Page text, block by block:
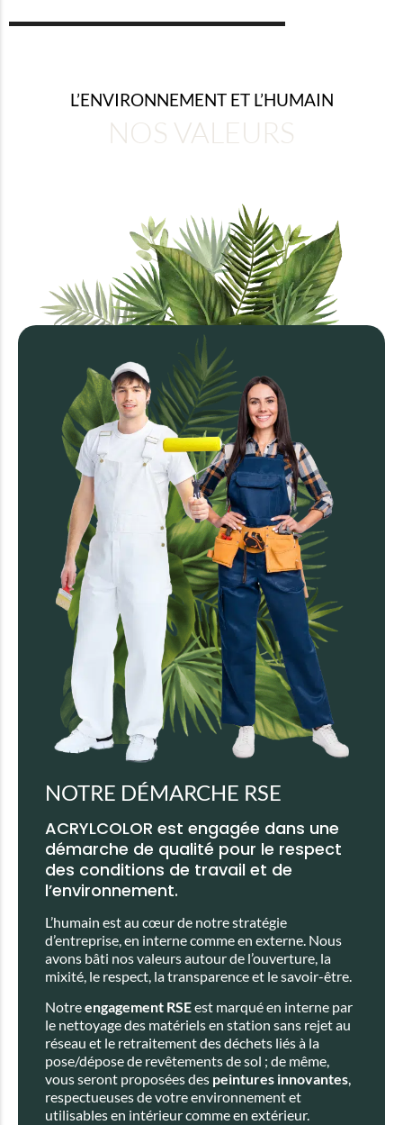
L’ENVIRONNEMENT ET L’HUMAIN
NOS VALEURS
NOTRE DÉMARCHE RSE
ACRYLCOLOR est engagée dans une
démarche de qualité pour le respect
des conditions de travail et de
l’environnement.
L’humain est au cœur de notre stratégie
d’entreprise, en interne comme en externe. Nous
avons bâti nos valeurs autour de l’ouverture, la
mixité, le respect, la transparence et le savoir-être.
Notreengagement RSEest marqué en interne par
le nettoyage des matériels en station sans rejet au
réseau et le retraitement des déchets liés à la
pose/dépose de revêtements de sol ; de même,
vous seront proposées des peintures innovantes,
respectueuses de votre environnement et
utilisables en intérieur comme en extérieur.